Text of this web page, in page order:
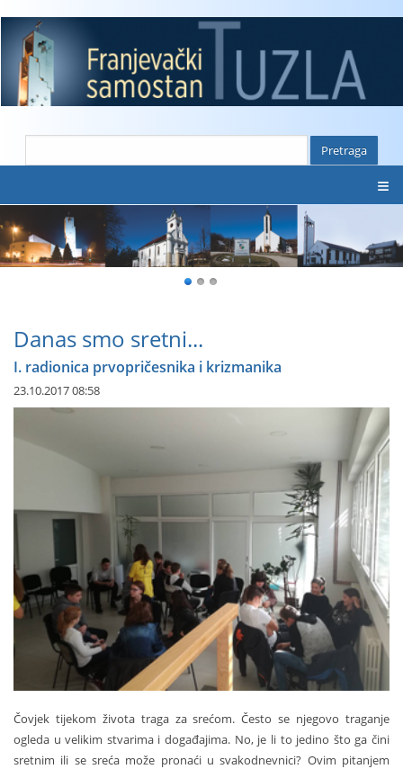
≡
Danas smo sretni...
I. radionica prvopričesnika i krizmanika
23.10.2017 08:58
Čovjek tijekom života traga za srećom. Često se njegovo traganje
ogleda u velikim stvarima i događajima. No, je li to jedino što ga čini
sretnim ili se sreća može pronaći u svakodnevnici? Ovim pitanjem